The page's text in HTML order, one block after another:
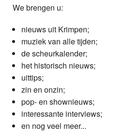
We brengen u:
nieuws uit Krimpen;
muziek van alle tijden;
de scheurkalender;
het historisch nieuws;
uittips;
zin en onzin;
pop- en shownieuws;
interessante interviews;
en nog veel meer...